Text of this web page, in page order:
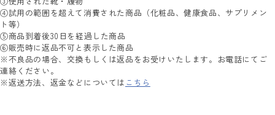
④試用の範囲を超えて消費された商品（化粧品、健康食品、サプリメン
ト等）
⑤商品到着後30日を経過した商品
⑥販売時に返品不可と表示した商品
※不良品の場合、交換もしくは返品をお受けいたします。お電話にてご
連絡ください。
※返送方法、返金などについては こちら